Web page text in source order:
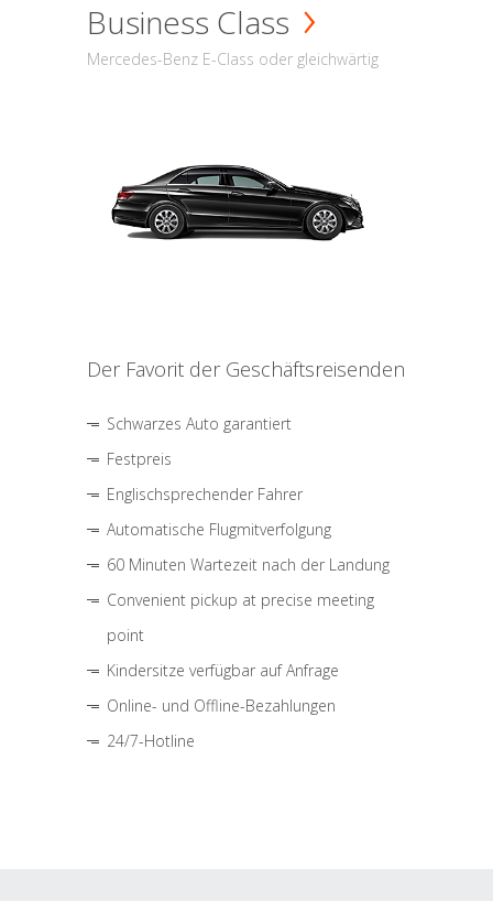
Business Class
Mercedes-Benz E-Class oder gleichwärtig
Der Favorit der Geschäftsreisenden
Schwarzes Auto garantiert
Festpreis
Englischsprechender Fahrer
Automatische Flugmitverfolgung
60 Minuten Wartezeit nach der Landung
Convenient pickup at precise meeting
point
Kindersitze verfügbar auf Anfrage
Online- und Offline-Bezahlungen
24/7-Hotline